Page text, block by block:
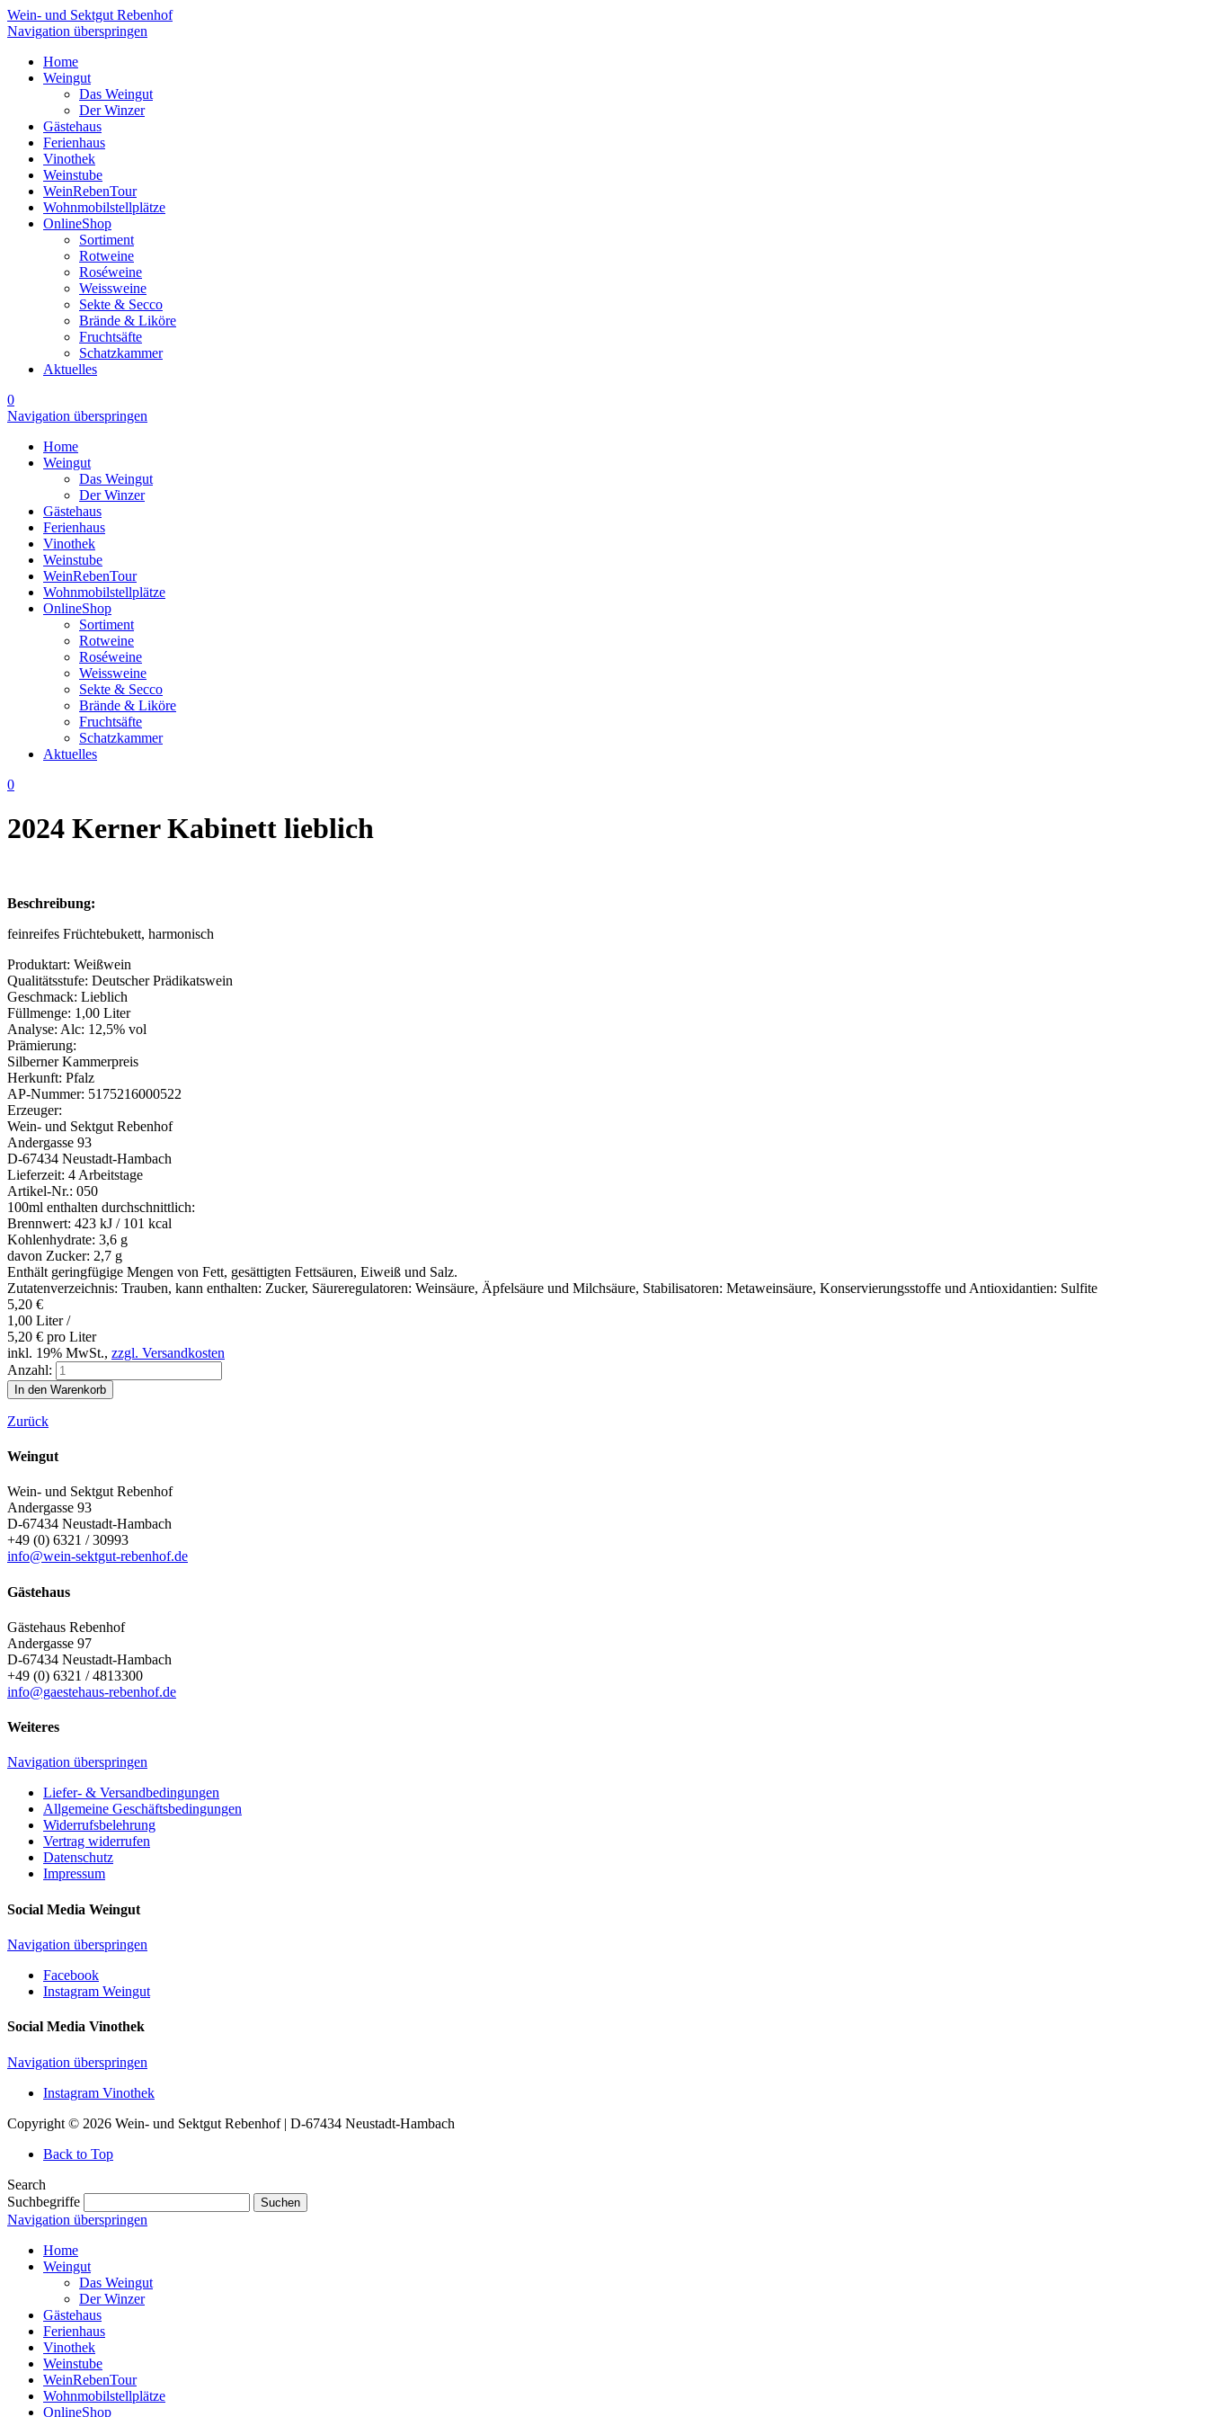
Wein- und Sektgut Rebenhof
Navigation überspringen
Home
Weingut
Das Weingut
Der Winzer
Gästehaus
Ferienhaus
Vinothek
Weinstube
WeinRebenTour
Wohnmobilstellplätze
OnlineShop
Sortiment
Rotweine
Roséweine
Weissweine
Sekte & Secco
Brände & Liköre
Fruchtsäfte
Schatzkammer
Aktuelles
0
Navigation überspringen
Home
Weingut
Das Weingut
Der Winzer
Gästehaus
Ferienhaus
Vinothek
Weinstube
WeinRebenTour
Wohnmobilstellplätze
OnlineShop
Sortiment
Rotweine
Roséweine
Weissweine
Sekte & Secco
Brände & Liköre
Fruchtsäfte
Schatzkammer
Aktuelles
0
2024 Kerner Kabinett lieblich
Beschreibung:
feinreifes Früchtebukett, harmonisch
Produktart: Weißwein
Qualitätsstufe: Deutscher Prädikatswein
Geschmack: Lieblich
Füllmenge: 1,00 Liter
Analyse: Alc: 12,5% vol
Prämierung:
Silberner Kammerpreis
Herkunft: Pfalz
AP-Nummer: 5175216000522
Erzeuger:
Wein- und Sektgut Rebenhof
Andergasse 93
D-67434 Neustadt-Hambach
Lieferzeit: 4 Arbeitstage
Artikel-Nr.: 050
100ml enthalten durchschnittlich:
Brennwert: 423 kJ / 101 kcal
Kohlenhydrate: 3,6 g
davon Zucker: 2,7 g
Enthält geringfügige Mengen von Fett, gesättigten Fettsäuren, Eiweiß und Salz.
Zutatenverzeichnis: Trauben, kann enthalten: Zucker, Säureregulatoren: Weinsäure, Äpfelsäure und Milchsäure, Stabilisatoren: Metaweinsäure, Konservierungsstoffe und Antioxidantien: Sulfite
5,20 €
1,00 Liter /
5,20 € pro Liter
inkl. 19% MwSt., zzgl. Versandkosten
Anzahl:
Zurück
Weingut
Wein- und Sektgut Rebenhof
Andergasse 93
D-67434 Neustadt-Hambach
+49 (0) 6321 / 30993
info@wein-sektgut-rebenhof.de
Gästehaus
Gästehaus Rebenhof
Andergasse 97
D-67434 Neustadt-Hambach
+49 (0) 6321 / 4813300
info@gaestehaus-rebenhof.de
Weiteres
Navigation überspringen
Liefer- & Versandbedingungen
Allgemeine Geschäftsbedingungen
Widerrufsbelehrung
Vertrag widerrufen
Datenschutz
Impressum
Social Media Weingut
Navigation überspringen
Facebook
Instagram Weingut
Social Media Vinothek
Navigation überspringen
Instagram Vinothek
Copyright © 2026 Wein- und Sektgut Rebenhof | D-67434 Neustadt-Hambach
Back to Top
Search
Suchbegriffe
Suchen
Navigation überspringen
Home
Weingut
Das Weingut
Der Winzer
Gästehaus
Ferienhaus
Vinothek
Weinstube
WeinRebenTour
Wohnmobilstellplätze
OnlineShop